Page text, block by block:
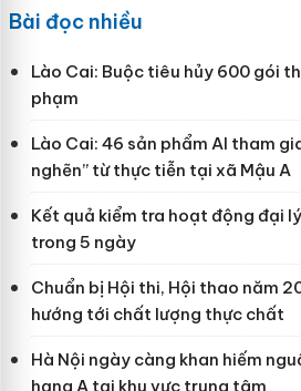
Bài đọc nhiều
Lào Cai: Buộc tiêu hủy 600 gói
phạm
Lào Cai: 46 sản phẩm AI tham
nghẽn” từ thực tiễn tại xã Mậu A
Kết quả kiểm tra hoạt động đại
trong 5 ngày
Chuẩn bị Hội thi, Hội thao năm
hướng tới chất lượng thực chất
Hà Nội ngày càng khan hiếm
hạng A tại khu vực trung tâm